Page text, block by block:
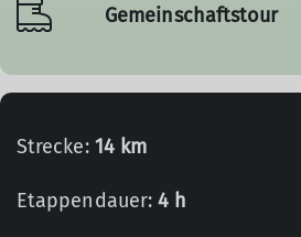
Gemeinschaftstour
Strecke: 14 km
Etappendauer:4 h